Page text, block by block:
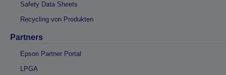
Safety Data Sheets
Recycling von Produkten
Partners
Epson Partner Portal
LPGA